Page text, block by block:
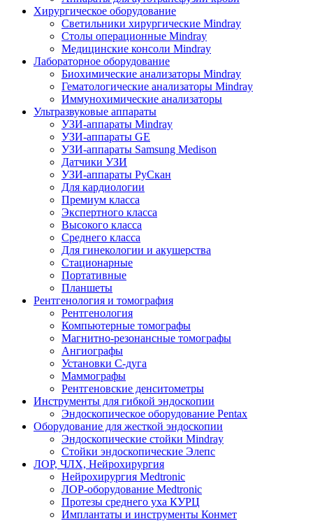
Хирургическое оборудование
Светильники хирургические Mindray
Столы операционные Mindray
Медицинские консоли Mindray
Лабораторное оборудование
Биохимические анализаторы Mindray
Гематологические анализаторы Mindray
Иммунохимические анализаторы
Ультразвуковые аппараты
УЗИ-аппараты Mindray
УЗИ-аппараты GE
УЗИ-аппараты Samsung Medison
Датчики УЗИ
УЗИ-аппараты РуСкан
Для кардиологии
Премиум класса
Экспертного класса
Высокого класса
Среднего класса
Для гинекологии и акушерства
Стационарные
Портативные
Планшеты
Рентгенология и томография
Рентгенология
Компьютерные томографы
Магнитно-резонансные томографы
Ангиографы
Установки С-дуга
Маммографы
Рентгеновские денситометры
Инструменты для гибкой эндоскопии
Эндоскопическое оборудование Pentax
Оборудование для жесткой эндоскопии
Эндоскопические стойки Mindray
Стойки эндоскопические Элепс
ЛОР, ЧЛХ, Нейрохирургия
Нейрохирургия Medtronic
ЛОР-оборудование Medtronic
Протезы среднего уха КУРЦ
Имплантаты и инструменты Конмет